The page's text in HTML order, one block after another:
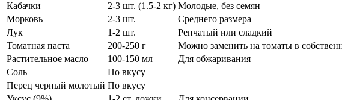
Кабачки
2-3 шт. (1.5-2 кг) Молодые, без семян
Морковь
2-3 шт.
Среднего размера
Лук
1-2 шт.
Репчатый или сладкий
Томатная паста
200-250 г
Можно заменить на томаты в
Растительное масло
100-150 мл
Для обжаривания
Соль
По вкусу
Перец черный молотый По вкусу